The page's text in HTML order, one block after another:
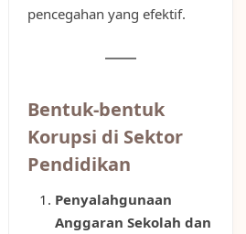
pencegahan yang efektif.
Bentuk-bentuk
Korupsi di Sektor
Pendidikan
Penyalahgunaan
Anggaran Sekolah dan